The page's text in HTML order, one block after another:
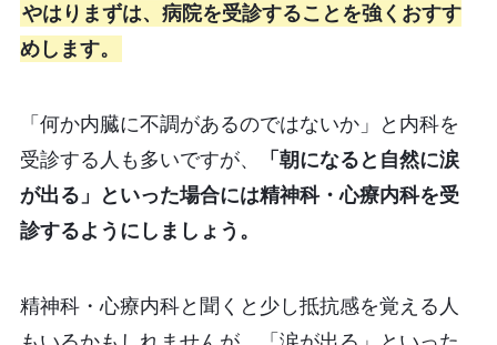
やはりまずは、病院を受診することを強くおすす
めします。
「何か内臓に不調があるのではないか」と内科を
受診する人も多いですが、
「朝になると自然に涙
が出る」といった場合には精神科・心療内科を受
診するようにしましょう。
精神科・心療内科と聞くと少し抵抗感を覚える人